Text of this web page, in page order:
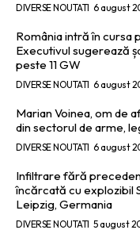
DIVERSE NOUTATI 6 august
România intră în cursa
Executivul sugerează
peste 11 GW
DIVERSE NOUTATI 6 august
Marian Voinea, om de
din sectorul de arme,
DIVERSE NOUTATI 6 august
Infiltrare fără
încărcată cu explozibil
Leipzig, Germania
DIVERSE NOUTATI 5 august